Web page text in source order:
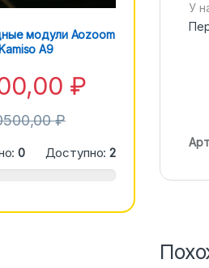
У
модули Aozoom
A9
₽
₽
0 Доступно:2